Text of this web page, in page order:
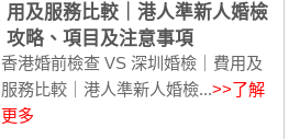
用及服務比較｜港人準新人婚檢
攻略、項目及注意事項
香港婚前檢查 VS 深圳婚檢｜費用及
服務比較｜港人準新人婚檢...>>了解
更多